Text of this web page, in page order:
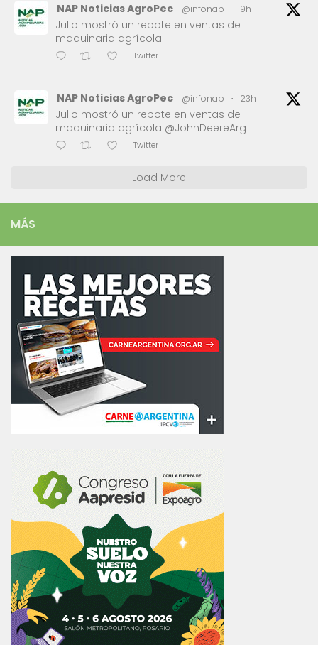
NAP Noticias AgroPec @infonap · 9h
Julio mostró un rebote en ventas de
maquinaria agrícola
Twitter
NAP Noticias AgroPec @infonap · 23h
Julio mostró un rebote en ventas de
maquinaria agrícola @JohnDeereArg
Twitter
Load More
MÁS